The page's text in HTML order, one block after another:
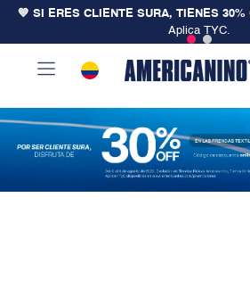
💙 SI ERES CLIENTE SURA, TIENES
Aplica TYC.